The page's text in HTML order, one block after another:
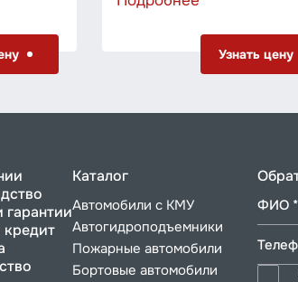
Узнать цену
гарантии
кредит
Каталог
Автомобили с КМУ
Автогидроподъемники
Пожарные автомобили
Бортовые автомобили
ФИО *